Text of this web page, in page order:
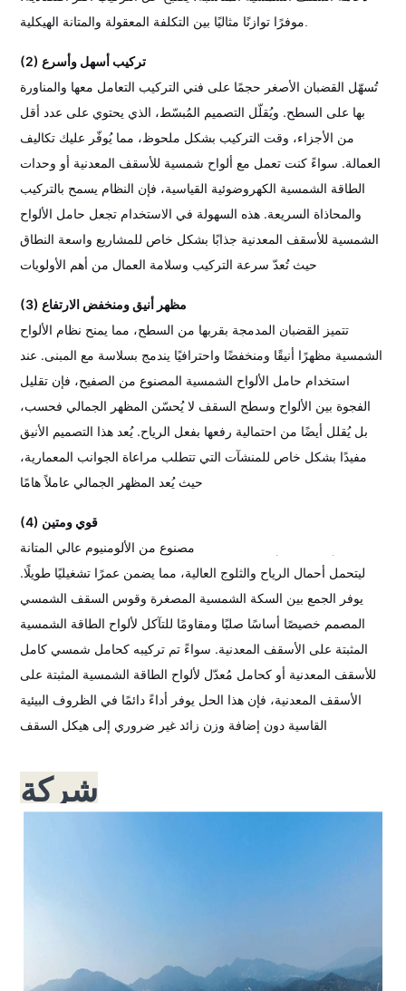
(2) تركيب أسهل وأسرع
تُسهّل القضبان الأصغر حجمًا على فني التركيب التعامل معها والمناورة
بها على السطح. ويُقلّل التصميم المُبسّط، الذي يحتوي على عدد أقل
من الأجزاء، وقت التركيب بشكل ملحوظ، مما يُوفّر عليك تكاليف
العمالة. سواءً كنت تعمل مع ألواح شمسية للأسقف المعدنية أو وحدات
الطاقة الشمسية الكهروضوئية القياسية، فإن النظام يسمح بالتركيب
والمحاذاة السريعة. هذه السهولة في الاستخدام تجعل حامل الألواح
الشمسية للأسقف المعدنية جذابًا بشكل خاص للمشاريع واسعة النطاق
(3) مظهر أنيق ومنخفض الارتفاع
تتميز القضبان المدمجة بقربها من السطح، مما يمنح نظام الألواح
الشمسية مظهرًا أنيقًا ومنخفضًا واحترافيًا يندمج بسلاسة مع المبنى. عند
استخدام حامل الألواح الشمسية المصنوع من الصفيح، فإن تقليل
الفجوة بين الألواح وسطح السقف لا يُحسّن المظهر الجمالي فحسب،
بل يُقلل أيضًا من احتمالية رفعها بفعل الرياح. يُعد هذا التصميم الأنيق
مفيدًا بشكل خاص للمنشآت التي تتطلب مراعاة الجوانب المعمارية،
(4) قوي ومتين
مصنوع من الألومنيوم عالي المتانة AL6005-T5، صُمم هذا النظام
ليتحمل أحمال الرياح والثلوج العالية، مما يضمن عمرًا تشغيليًا طويلًا.
يوفر الجمع بين السكة الشمسية المصغرة وقوس السقف الشمسي
المصمم خصيصًا أساسًا صلبًا ومقاومًا للتآكل لألواح الطاقة الشمسية
المثبتة على الأسقف المعدنية. سواءً تم تركيبه كحامل شمسي كامل
للأسقف المعدنية أو كحامل مُعدّل لألواح الطاقة الشمسية المثبتة على
الأسقف المعدنية، فإن هذا الحل يوفر أداءً دائمًا في الظروف البيئية
شركة